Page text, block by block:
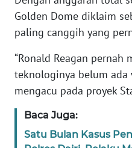
Golden Dome diklaim
paling canggih yang
“Ronald Reagan
teknologinya belum ada
mengacu pada proyek
Baca Juga:
Satu Bulan Kasus
REDAKSI
KARIR
Wahana
News
Regional